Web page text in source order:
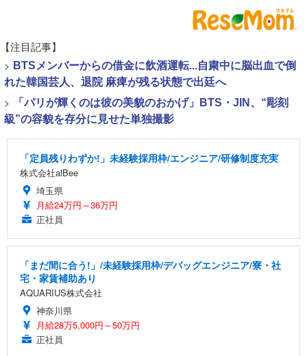
【注目記事】
> BTSメンバーからの借金に飲酒運転...自粛中に脳出血で倒
れた韓国芸人、退院 麻痺が残る状態で出廷へ
>
「パリが輝くのは彼の美貌のおかげ」BTS・JIN、“彫刻
級”の容貌を存分に見せた単独撮影
「定員残りわずか!」未経験採用枠/エンジニア/研修制度充実
株式会社alBee
埼玉県
月給24万円～36万円
正社員
「まだ間に合う!」/未経験採用枠/デバッグエンジニア/寮・社
宅・家賃補助あり
AQUARIUS株式会社
神奈川県
月給28万5,000円～50万円
正社員